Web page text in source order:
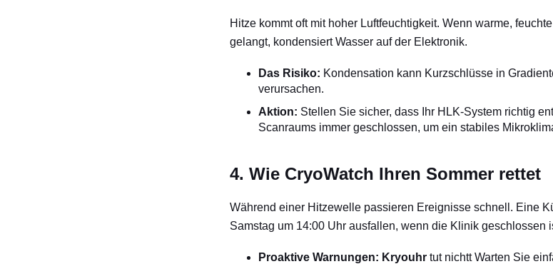
Hitze kommt oft mit hoher Luftfeuchtigkeit. Wenn warme,
gelangt, kondensiert Wasser auf der Elektronik.
Das Risiko: Kondensation kann Kurzschlüsse in
verursachen.
Aktion: Stellen Sie sicher, dass Ihr HLK-System richtig
Scanraums immer geschlossen, um ein stabiles
4. Wie CryoWatch Ihren Sommer rettet
Während einer Hitzewelle passieren Ereignisse schnell. Eine
Samstag um 14:00 Uhr ausfallen, wenn die Klinik geschlossen
Proaktive Warnungen: Kryouhr tut nichtt Warten Sie